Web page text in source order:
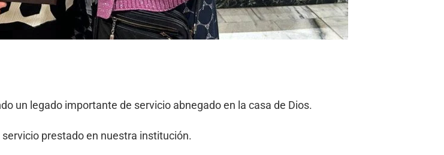
un legado importante de servicio abnegado en la casa de Dios.
prestado en nuestra institución.